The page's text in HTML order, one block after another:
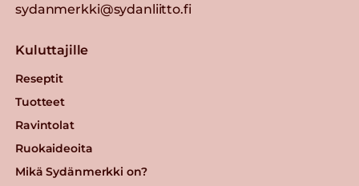
sydanmerkki@sydanliitto.fi
Kuluttajille
Reseptit
Tuotteet
Ravintolat
Ruokaideoita
Mikä Sydänmerkki on?